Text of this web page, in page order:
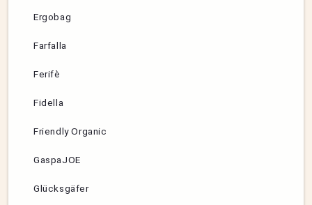
Ergobag
Farfalla
Ferifè
Fidella
Friendly Organic
GaspaJOE
Glücksgäfer